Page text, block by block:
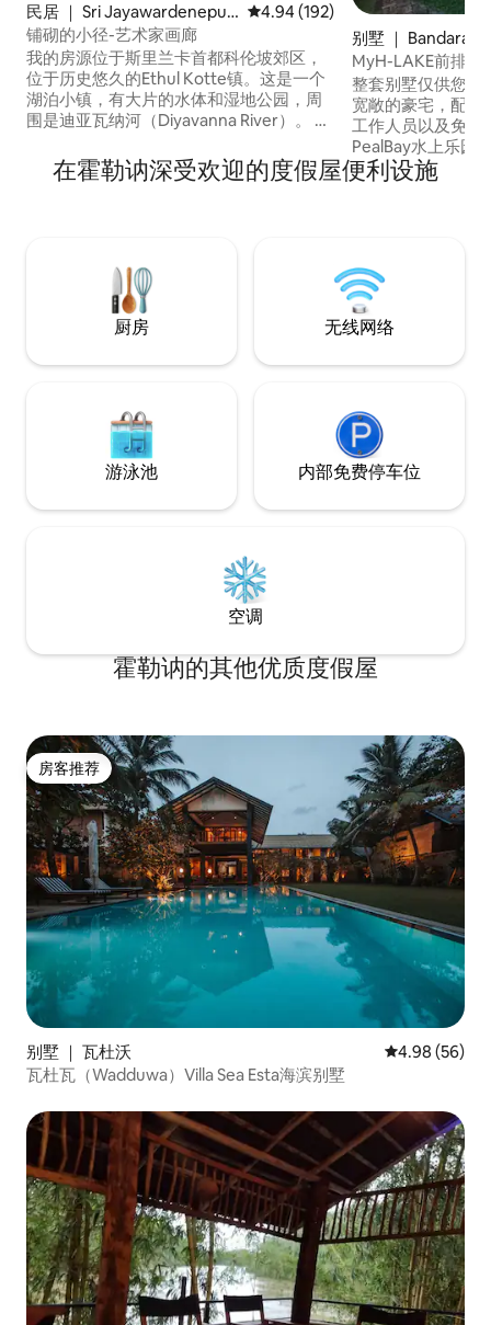
民居 ｜ Sri Jayawardenepur
a Kotte
平均评分 4.94 分（满分 5 分），
4.94 (192)
铺砌的小径-艺术家画廊
我的房源位于斯里兰卡首都科伦坡郊区，
位于历史悠久的Ethul Kotte镇。这是一个
湖泊小镇，有大片的水体和湿地公园，周
围是迪亚瓦纳河（Diyavanna River）。 这
爽、阴凉的花园中找到安静和隐私，社区
很安静。 （「Wooden Gate - Artist's
别墅 ｜
MyH-LAKE前排私
餐
整套别墅仅供您/房客使用
宽敞的豪宅，配有
工作人员以及免费早餐。
PealBay水上乐园
钟车程，距离SL
距离机场、加勒和
兰卡外籍人士的理
在霍勒讷深受欢迎的度假屋便利设施
厨房 无线网络
游泳池 内部免费停车位
空调
霍勒讷的其他优质度假屋
房客推荐
房客推荐
别墅 ｜ 瓦杜沃 平均评分 4.98
4.98 (56)
瓦杜瓦（Wadduwa）Villa Sea Esta海滨别墅